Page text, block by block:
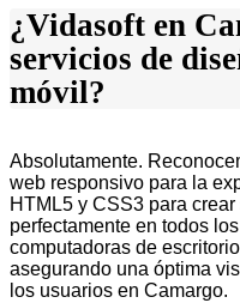
¿Vidasoft en
servicios de
móvil?
Absolutamente.
web responsivo para la
HTML5 y CSS3 para
perfectamente en todos
computadoras de
asegurando una óptima
los usuarios en Camargo.